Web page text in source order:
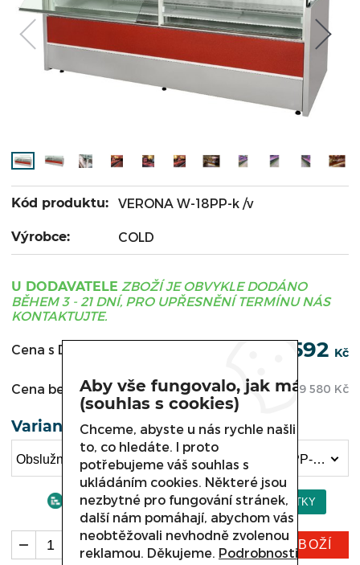
Kód produktu: VERONA W-18PP-k /v
Výrobce: COLD
U DODAVATELE ZBOŽÍ JE OBVYKLE DODÁNO
BĚHEM 3 - 21 DNÍ, PRO UPŘESNĚNÍ TERMÍNU NÁS
KONTAKTUJTE.
Cena s DPH: 132 592 Kč
Cena bez DPH: 109 580 Kč
Varianta
Obslužná chladicí vitrína COLD VERONA, W-18PP-k /v délka 1860 mm (132 592 Kč)
ks KOUPIT ZBOŽÍ
Aby vše fungovalo, jak má
(souhlas s cookies)
Chceme, abyste u nás rychle našli
to, co hledáte. I proto
potřebujeme váš souhlas s
ukládáním cookies. Některé jsou
nezbytné pro fungování stránek,
další nám pomáhají, abychom vás
neobtěžovali nevhodně zvolenou
reklamou. Děkujeme. Podrobnosti